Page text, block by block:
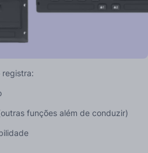
registra:
funções além de conduzir)